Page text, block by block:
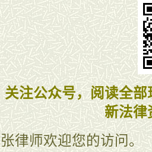
关注公众号，阅读全
新法律
张律师欢迎您的访问。